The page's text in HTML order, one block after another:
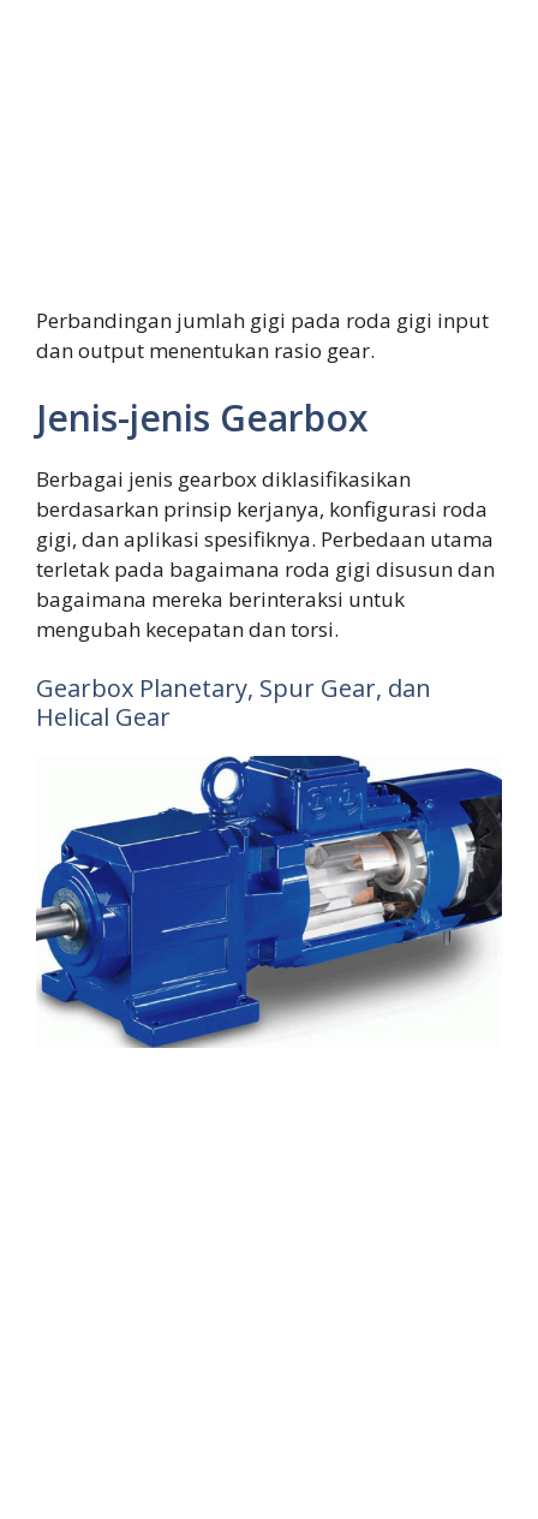
Perbandingan jumlah gigi pada roda gigi input
dan output menentukan rasio gear.
Jenis-jenis Gearbox
Berbagai jenis gearbox diklasifikasikan
berdasarkan prinsip kerjanya, konfigurasi roda
gigi, dan aplikasi spesifiknya. Perbedaan utama
terletak pada bagaimana roda gigi disusun dan
bagaimana mereka berinteraksi untuk
mengubah kecepatan dan torsi.
Gearbox Planetary, Spur Gear, dan
Helical Gear